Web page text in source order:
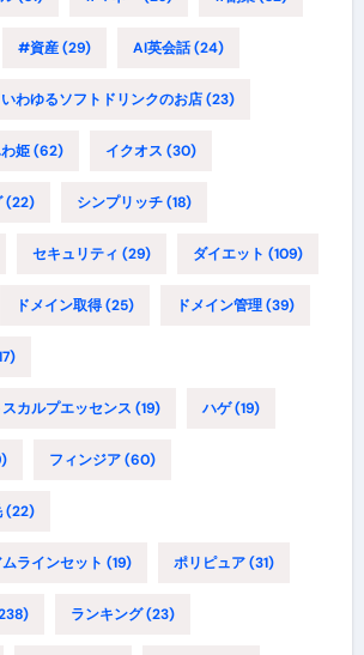
#資産(29) AI英会話(24)
いわゆるソフトドリンクのお店(23)
姫(62) イクオス (30)
(22) シンプリッチ(18)
セキュリティ (29) ダイエット (109)
ドメイン取得(25) ドメイン管理(39)
カルプエッセンス (19) ハゲ(19)
フィンジア(60)
(22)
ラインセット (19) ポリピュア(31)
ランキング(23)